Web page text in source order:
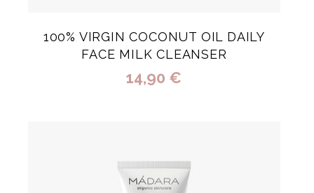
100% VIRGIN COCONUT OIL DAILY
FACE MILK CLEANSER
14,90 €